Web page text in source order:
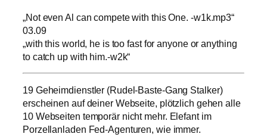
„Not even Al can compete with this One. -w1k.mp3“
03.09
„with this world, he is too fast for anyone or anything
to catch up with him.-w2k“
19 Geheimdienstler (Rudel-Baste-Gang Stalker)
erscheinen auf deiner Webseite, plötzlich gehen alle
10 Webseiten temporär nicht mehr. Elefant im
Porzellanladen Fed-Agenturen, wie immer.